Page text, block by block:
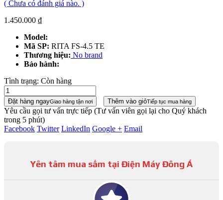
( Chưa có đánh giá nào. )
1.450.000 ₫
Model:
Mã SP: RITA FS-4.5 TE
Thương hiệu: No brand
Bảo hành:
Tình trạng: Còn hàng
Đặt hàng ngayGiao hàng tận nơi Thêm vào giỏTiếp tục mua hàng
Yêu cầu gọi tư vấn trực tiếp (Tư vấn viên gọi lại cho Quý khách
trong 5 phút)
Facebook Twitter LinkedIn Google + Email
Yên tâm mua sắm tại Điện Máy Đông Á